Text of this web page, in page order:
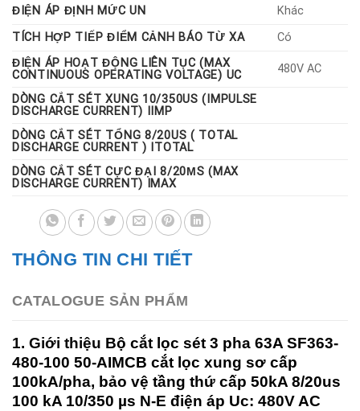
ĐIỆN ÁP ĐỊNH MỨC UN
Khác
TÍCH HỢP TIẾP ĐIỂM CẢNH BÁO TỪ XA
Có
ĐIỆN ÁP HOẠT ĐỘNG LIÊN TỤC (MAX
CONTINUOUS OPERATING VOLTAGE) UC
480V AC
DÒNG CẮT SÉT XUNG 10/350US (IMPULSE
DISCHARGE CURRENT) IIMP
DÒNG CẮT SÉT TỔNG 8/20US ( TOTAL
DISCHARGE CURRENT ) ITOTAL
DÒNG CẮT SÉT CỰC ĐẠI 8/20ΜS (MAX
DISCHARGE CURRENT) IMAX
THÔNG TIN CHI TIẾT
CATALOGUE SẢN PHẨM
1. Giới thiệu Bộ cắt lọc sét 3 pha 63A SF363-
480-100 50-AIMCB cắt lọc xung sơ cấp
100kA/pha, bảo vệ tầng thứ cấp 50kA 8/20us
100 kA 10/350 µs N-E điện áp Uc: 480V AC